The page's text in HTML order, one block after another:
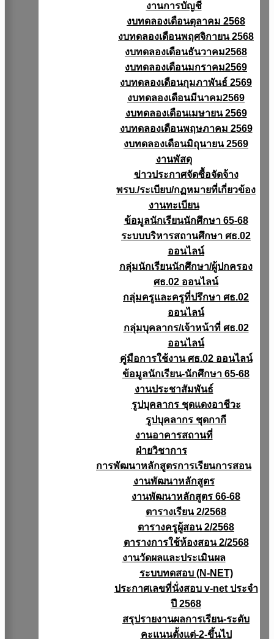
งานการบัญชี
งบทดลองเดือนตุลาคม 2568
งบทดลองเดือนพฤศจิกายน 2568
งบทดลองเดือนธันวาคม2568
งบทดลองเดือนมกราคม2569
งบทดลองเดือนกุมภาพันธ์ 2569
งบทดลองเดือนมีนาคม2569
งบทดลองเดือนเมษายน 2569
งบทดลองเดือนพฤษภาคม 2569
งบทดลองเดือนมิถุนายน 2569
งานพัสดุ
ข่าวประกาศจัดซื้อจัดจ้าง
พรบ./ระเบียบ/กฏหมายที่เกี่ยวข้อง
งานทะเบียน
ข้อมูลนักเรียนนักศึกษา 65-68
ระบบบริหารสถานศึกษา ศธ.02
ออนไลน์
กลุ่มนักเรียนนักศึกษา/ผู้ปกครอง
ศธ.02 ออนไลน์
กลุ่มครูและครูที่ปรึกษา ศธ.02
ออนไลน์
กลุ่มบุคลากร/เจ้าหน้าที่ ศธ.02
ออนไลน์
คู่มือการใช้งาน ศธ.02 ออนไลน์
ข้อมูลนักเรียน-นักศึกษา 65-68
งานประชาสัมพันธ์
รูปบุคลากร ชุดแดงอาชีวะ
รูปบุคลากร ชุดกากี
งานอาคารสถานที่
ฝ่ายวิชาการ
การพัฒนาหลักสูตรการเรียนการสอน
งานพัฒนาหลักสูตร
งานพัฒนาหลักสูตร 66-68
ตารางเรียน 2/2568
ตารางครูผู้สอน 2/2568
ตารางการใช้ห้องสอน 2/2568
งานวัดผลเเละประเมินผล
ระบบทดสอบ (N-NET)
ประกาศเลขที่นั่งสอบ v-net ประจำ
ปี 2568
สรุปรายงานผลการเรียน-ระดับ
คะแนนตั้งแต่-2-ขึ้นไป